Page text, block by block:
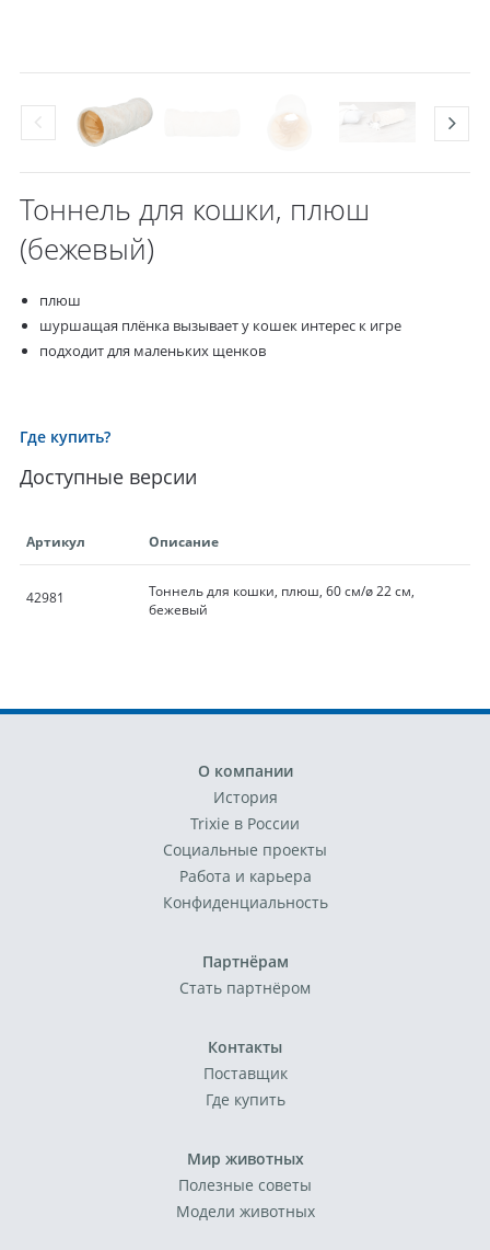
Тоннель для кошки, плюш
(бежевый)
плюш
шуршащая плёнка вызывает у кошек интерес к игре
подходит для маленьких щенков
Где купить?
Доступные версии
Артикул Описание
42981
Тоннель для кошки, плюш, 60 см/ø 22 см,
бежевый
О компании
История
Trixie в России
Социальные проекты
Работа и карьера
Конфиденциальность
Партнёрам
Стать партнёром
Контакты
Поставщик
Где купить
Мир животных
Полезные советы
Модели животных